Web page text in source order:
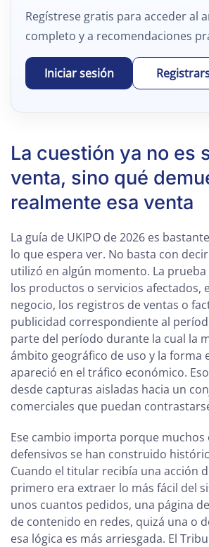
Regístrese gratis para acceder al
completo y a recomendaciones
Iniciar sesión
La cuestión ya no es
venta, sino qué
realmente esa venta
La guía de UKIPO de 2026 es
lo que espera ver. No basta con
utilizó en algún momento. La
los productos o servicios afectados,
negocio, los registros de ventas o
publicidad correspondiente al
parte del período durante la cual la
ámbito geográfico de uso y la forma
apareció en el tráfico económico.
desde capturas aisladas hacia un
comerciales que puedan
Ese cambio importa porque muchos
defensivos se han construido
Cuando el titular recibía una acción
primero era extraer lo más fácil del
unos cuantos pedidos, una página
de contenido en redes, quizá una o
esa lógica es más arriesgada. El